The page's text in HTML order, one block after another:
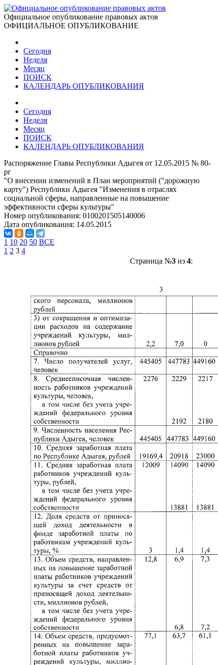
Официальное опубликование правовых актов
ОФИЦИАЛЬНОЕ ОПУБЛИКОВАНИЕ
Сегодня
Неделя
Месяц
ПОИСК
КАЛЕНДАРЬ ОПУБЛИКОВАНИЯ
Сегодня
Неделя
Месяц
ПОИСК
КАЛЕНДАРЬ ОПУБЛИКОВАНИЯ
Распоряжение Главы Республики Адыгея от 12.05.2015 № 80-
рг
"О внесении изменений в План мероприятий ("дорожную
карту") Республики Адыгея "Изменения в отраслях
социальной сферы, направленные на повышение
эффективности сферы культуры"
Номер опубликования: 0100201505140006
Дата опубликования: 14.05.2015
1 10 20 50 ВСЕ
1 2 3 4
Страница №3из 4: